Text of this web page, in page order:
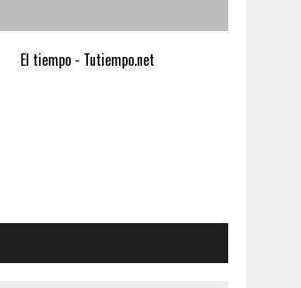
El tiempo - Tutiempo.net